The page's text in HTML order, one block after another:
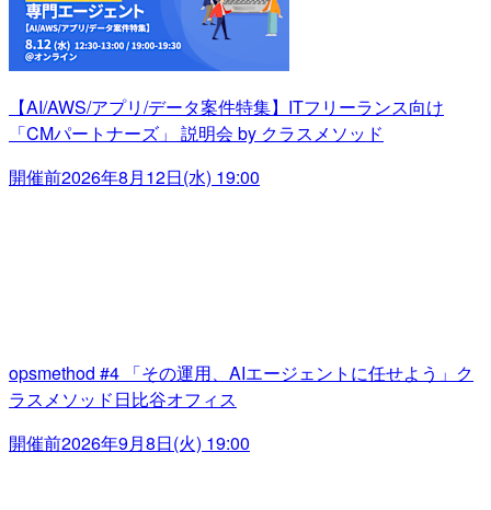
【AI/AWS/アプリ/データ案件特集】ITフリーランス向け
「CMパートナーズ」 説明会 by クラスメソッド
開催前2026年8月12日(水) 19:00
opsmethod #4 「その運用、AIエージェントに任せよう」ク
ラスメソッド日比谷オフィス
開催前2026年9月8日(火) 19:00